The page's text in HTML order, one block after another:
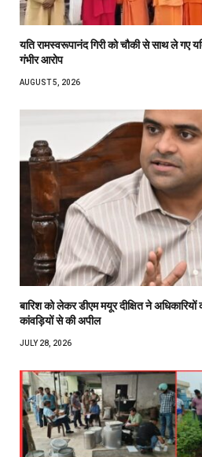
यति रामस्वरूपानंद गिरी को चौकी से साथ ले गए
गंभीर आरोप
AUGUST 5, 2026
बारिश को लेकर डीएम मयूर दीक्षित ने
कांवड़ियों से की अपील
JULY 28, 2026